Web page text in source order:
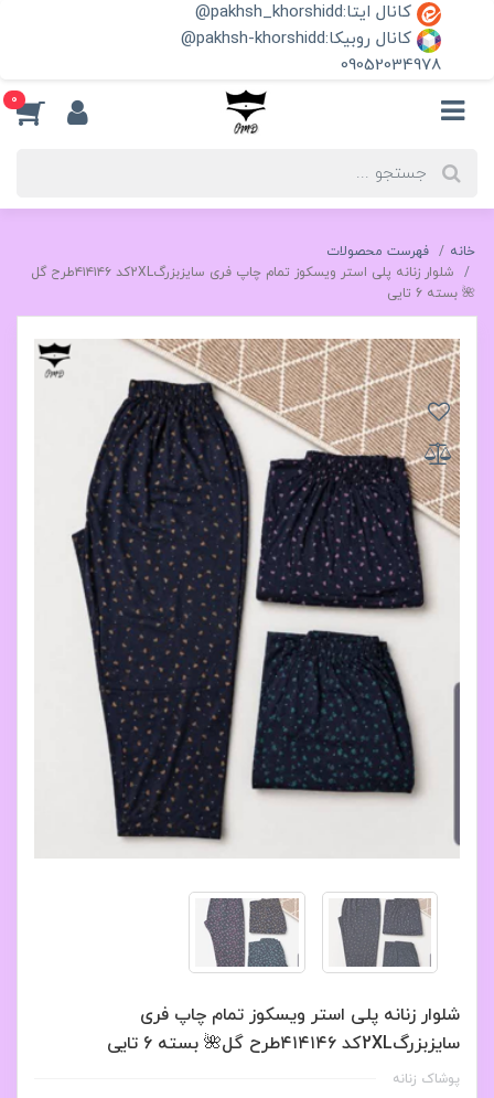
کانال ایتا:pakhsh_khorshidd@
کانال روبیکا:pakhsh-khorshidd@
09052034978
0
خانه
فهرست محصولات
شلوار زنانه پلی استر ویسکوز تمام چاپ فری سایزبزرگ2XLکد ۴۱۴۱۴۶طرح گل
🌺 بسته 6 تایی
شلوار زنانه پلی استر ویسکوز تمام چاپ فری
سایزبزرگ2XLکد ۴۱۴۱۴۶طرح گل🌺 بسته 6 تایی
پوشاک زنانه